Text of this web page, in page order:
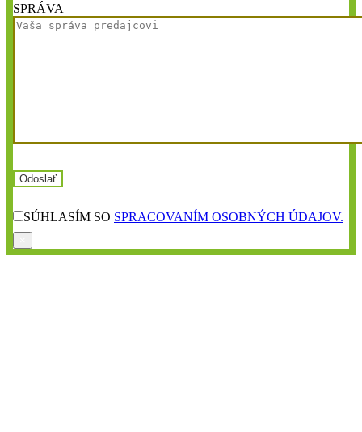
SPRÁVA
SÚHLASÍM SO SPRACOVANÍM OSOBNÝCH ÚDAJOV.